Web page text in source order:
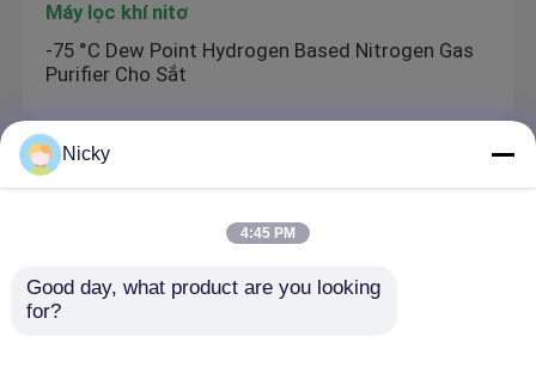
Máy lọc khí nitơ
-75 °C Dew Point Hydrogen Based Nitrogen Gas
Purifier Cho Sắt
Máy tạo hydro PSA
Đơn vị lọc khí hydro loại PSA cho máy phân điện
Nicky
4:45 PM
Good day, what product are you looking
for?